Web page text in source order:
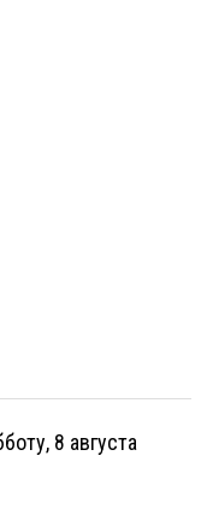
8 августа